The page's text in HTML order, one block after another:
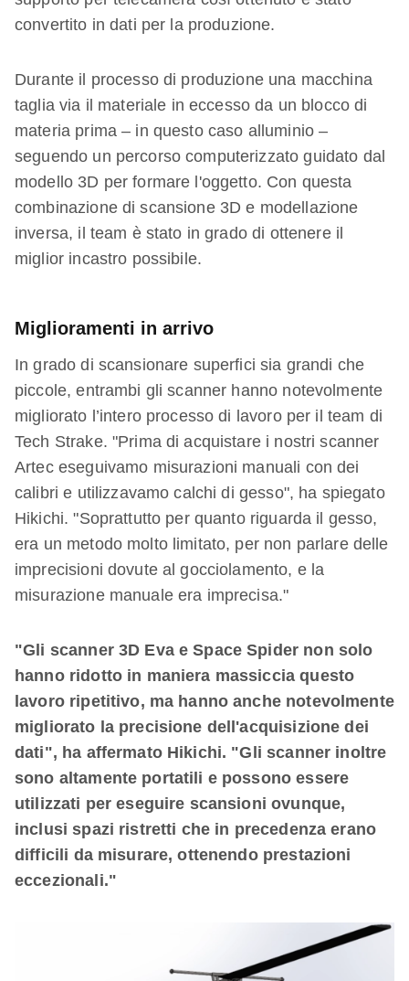
convertito in dati per la produzione.
Durante il processo di produzione una macchina
taglia via il materiale in eccesso da un blocco di
materia prima – in questo caso alluminio –
seguendo un percorso computerizzato guidato dal
modello 3D per formare l'oggetto. Con questa
combinazione di scansione 3D e modellazione
inversa, il team è stato in grado di ottenere il
miglior incastro possibile.
Miglioramenti in arrivo
In grado di scansionare superfici sia grandi che
piccole, entrambi gli scanner hanno notevolmente
migliorato l’intero processo di lavoro per il team di
Tech Strake. "Prima di acquistare i nostri scanner
Artec eseguivamo misurazioni manuali con dei
calibri e utilizzavamo calchi di gesso", ha spiegato
Hikichi. "Soprattutto per quanto riguarda il gesso,
era un metodo molto limitato, per non parlare delle
imprecisioni dovute al gocciolamento, e la
misurazione manuale era imprecisa."
"Gli scanner 3D Eva e Space Spider non solo
hanno ridotto in maniera massiccia questo
lavoro ripetitivo, ma hanno anche notevolmente
migliorato la precisione dell'acquisizione dei
dati", ha affermato Hikichi. "Gli scanner inoltre
sono altamente portatili e possono essere
utilizzati per eseguire scansioni ovunque,
inclusi spazi ristretti che in precedenza erano
difficili da misurare, ottenendo prestazioni
eccezionali."